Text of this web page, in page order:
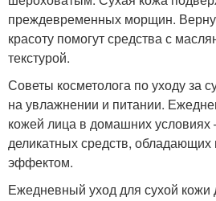
преждевременных морщин.
красоту помогут средства с
текстурой.
Советы косметолога по уходу за
на увлажнении и питании.
кожей лица в домашних условиях
деликатных средств,
эффектом.
Ежедневный уход для сухой кожи